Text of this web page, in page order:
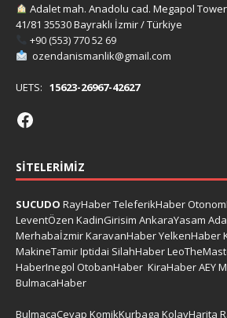
Adalet mah. Anadolu cad. Megapol Tower
41/81 35530 Bayraklı İzmir / Türkiye
+90 (553) 770 52 69
ozendanismanlik@gmail.com
UETS: 15623-26967-42627
SITELERIMIZ
SUCUDO RayHaberTeleferikHaber
LeventÖzen KadinGirisim AnkaraYasam
MerhabaİzmirKaravanHaberYelkenHaber
MakineTamirIptidai SilahHaber
HaberInegol OtobanHaber KiraHaberAEY
BulmacaHaber
BulmacaCevap KomikKurbaga KolayHarita